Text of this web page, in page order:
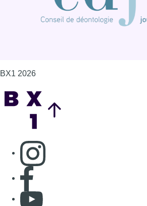
BX1 2026
Consulter page Instagram
Consulter page Facebook
Consulter Youtube